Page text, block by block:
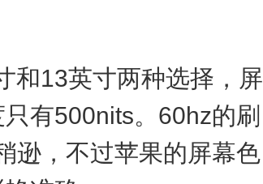
13英寸两种选择，屏
有500nits。60hz的刷
逊，不过苹果的屏幕色